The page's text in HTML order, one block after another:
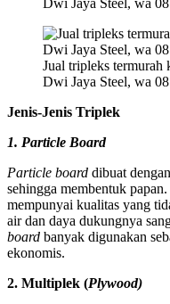
Jual tripleks termurah
Dwi Jaya Steel, wa
Jenis-Jenis Triplek
1. Particle Board
Particle board dibuat
sehingga membentuk
mempunyai kualitas yang
air dan daya dukungnya
board banyak digunakan
ekonomis.
2. Multiplek (Plywood)